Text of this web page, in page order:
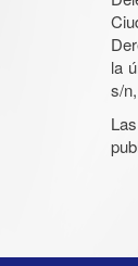
la
s/